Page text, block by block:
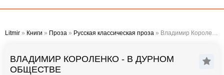
Litmir » Книги » Проза » Русская классическая проза » Владимир Короленко - В дурном обществе
ВЛАДИМИР КОРОЛЕНКО - В ДУРНОМ
ОБЩЕСТВЕ